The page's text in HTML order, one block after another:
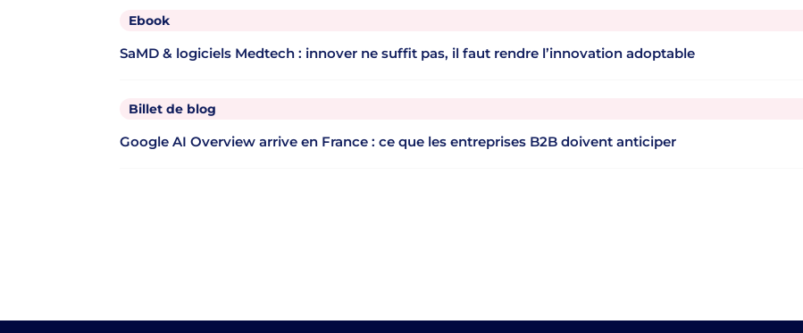
Ebook
SaMD & logiciels Medtech : innover ne suffit pas, il faut rendre l’innovation adoptable
Billet de blog
Google AI Overview arrive en France : ce que les entreprises B2B doivent anticiper